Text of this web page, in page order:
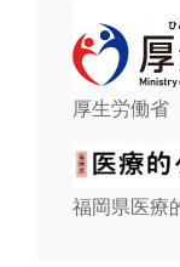
厚生労働省
福岡県医療